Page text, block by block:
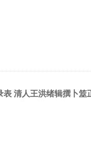
表 清人王洪绪辑撰卜筮